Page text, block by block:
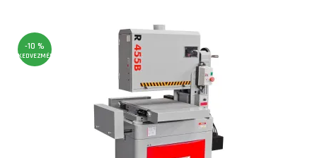
-10 %
KEDVEZMÉNY